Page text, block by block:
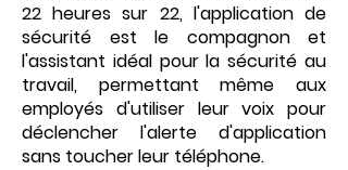
22 heures sur 22, l'application de
sécurité est le compagnon et
l'assistant idéal pour la sécurité au
travail, permettant même aux
employés d'utiliser leur voix pour
déclencher l'alerte d'application
sans toucher leur téléphone.